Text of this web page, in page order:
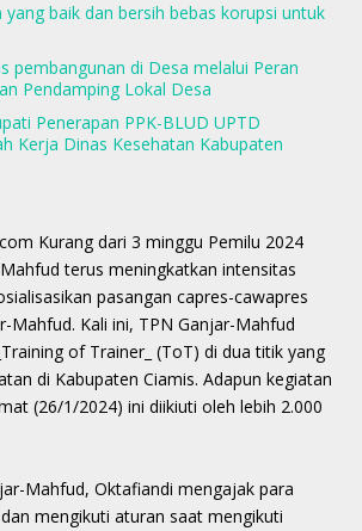
yang baik dan bersih bebas korupsi untuk
pembangunan di Desa melalui Peran
Pendamping Lokal Desa
Penerapan PPK-BLUD UPTD
Kerja Dinas Kesehatan Kabupaten
Kurang dari 3 minggu Pemilu 2024
terus meningkatkan intensitas
pasangan capres-cawapres
Mahfud. Kali ini, TPN Ganjar-Mahfud
of Trainer_ (ToT) di dua titik yang
di Kabupaten Ciamis. Adapun kegiatan
(26/1/2024) ini diikiuti oleh lebih 2.000
Mahfud, Oktafiandi mengajak para
mengikuti aturan saat mengikuti